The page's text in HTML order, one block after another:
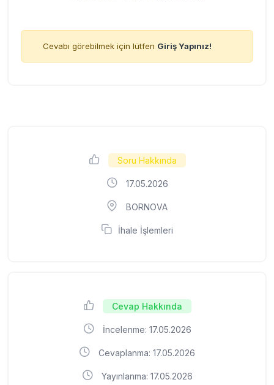
Cevabı görebilmek için lütfen Giriş Yapınız!
Soru Hakkında
17.05.2026
BORNOVA
İhale İşlemleri
Cevap Hakkında
İncelenme: 17.05.2026
Cevaplanma: 17.05.2026
Yayınlanma: 17.05.2026